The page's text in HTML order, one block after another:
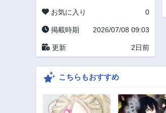
お気に入り 0
掲載時期 2026/07/08 09:03
更新 2日前
こちらもおすすめ